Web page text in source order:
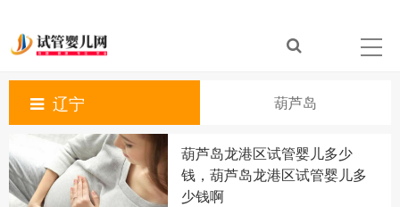
辽宁 葫芦岛
葫芦岛龙港区试管婴儿多少
钱，葫芦岛龙港区试管婴儿多
少钱啊